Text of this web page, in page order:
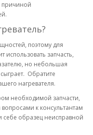
причиной
поэтому для
использовать запчасть,
но небольшая
Обратите
нагревателя.
необходимой запчасти,
к консультантам
образец неисправной